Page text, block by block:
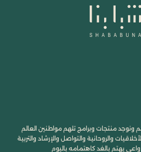
منتجات وبرامج تلهم مواطنين العالم
والروحانية والتواصل والإرشاد والتربية
يهتم بالغد كاهتمامه باليوم